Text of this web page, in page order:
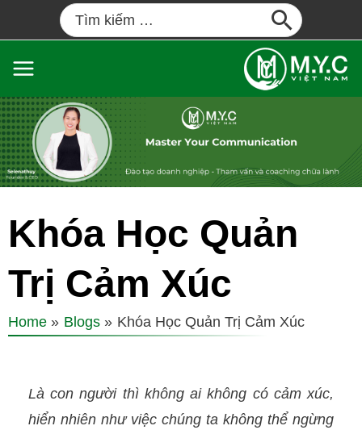
Khóa Học Quản
Trị Cảm Xúc
Home Blogs Khóa Học Quản Trị Cảm Xúc
Là con người thì không ai không có cảm xúc,
hiển nhiên như việc chúng ta không thể ngừng